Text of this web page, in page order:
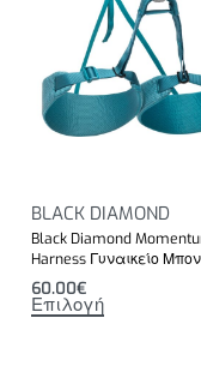
BLACK DIAMOND
Black Diamond
Harness Γυναικείο
60.00€
Επιλογή